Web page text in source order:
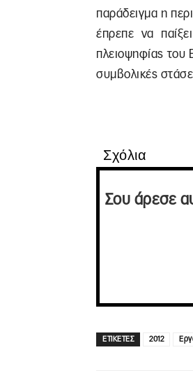
παράδειγμα η
έπρεπε να
πλειοψηφίας του
συμβολικές
Σχόλια
Σου άρεσε
ΕΤΙΚΕΤΕΣ 2012